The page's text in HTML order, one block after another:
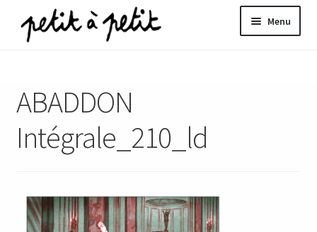
Aller
à
Aller
au
Menu
ABADDON
Intégrale_210_ld